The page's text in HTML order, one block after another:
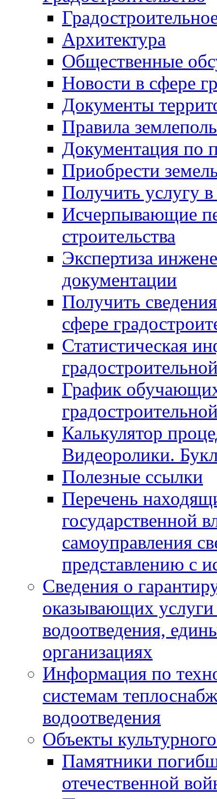
Архитектура
Общественные
Новости в сфере
Документы
Правила
Документация по
Приобрести
Получить услугу в
Исчерпывающие
строительства
Экспертиза
документации
Получить
сфере
Статистическая
График
Калькулятор
Видеоролики.
Полезные ссылки
Перечень
государственной
самоуправления
представлению с
Сведения о
оказывающих
водоотведения,
организациях
Информация по
системам
водоотведения
Объекты
Памятники
отечественной